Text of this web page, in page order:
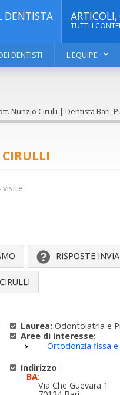
DENTISTA ARTICOLI,
TUTTI I
DENTISTI L'EQUIPE
Nunzio Cirulli | Dentista Bari,
visite
RISPOSTE
Laurea: Odontoiatria e
Aree di interesse:
Ortodonzia fissa
Indirizzo:
BA:
Via Che Guevara 1